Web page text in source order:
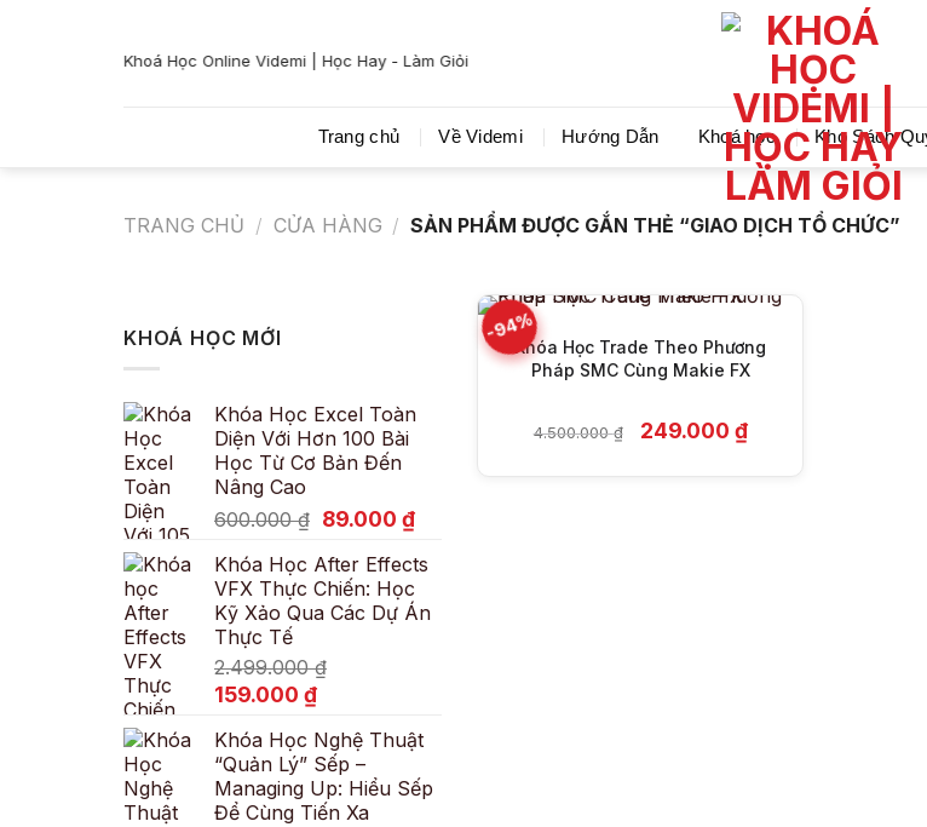
Khoá Học Online Videmi | Học Hay - Làm Giỏi Videmi giúp bạn học tiết kiệm
Trang chủ Về Videmi Hướng Dẫn Khoá học Kho Sách
TRANG CHỦ / CỬA HÀNG / SẢN PHẨM ĐƯỢC GẮN THẺ “GIAO DỊCH TỔ CHỨC”
KHOÁ HỌC MỚI
Khóa Học Excel Toàn
Diện Với Hơn 100 Bài
Học Từ Cơ Bản Đến
Nâng Cao
600.000₫ Giá
là:
600.000 ₫.
89.000 ₫Giá
tại
là:
89.000 ₫.
Khóa Học After Effects
VFX Thực Chiến: Học
Kỹ Xảo Qua Các Dự Án
Thực Tế
2.499.000₫
Giá
là:
2.499.000 ₫.
159.000 ₫Giá
tại
là:
159.000 ₫.
Khóa Học Nghệ Thuật
“Quản Lý” Sếp –
Managing Up: Hiểu Sếp
Để Cùng Tiến Xa
-94%
Khóa Học Trade Theo Phương
Pháp SMC Cùng Makie FX
4.500.000₫ Giá
249.000 ₫Giá
hiện